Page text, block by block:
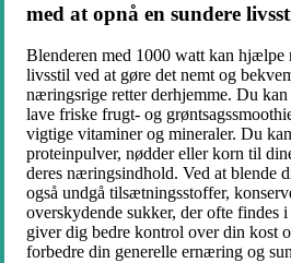
med at opnå en sundere
Blenderen med 1000 watt kan hjælpe
livsstil ved at gøre det nemt og
næringsrige retter derhjemme. Du
lave friske frugt- og
vigtige vitaminer og mineraler. Du
proteinpulver, nødder eller korn til
deres næringsindhold. Ved at blende
også undgå tilsætningsstoffer,
overskydende sukker, der ofte findes
giver dig bedre kontrol over din kost
forbedre din generelle ernæring og